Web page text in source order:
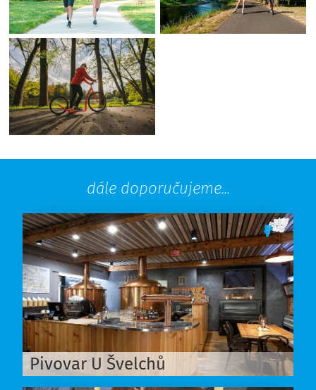
dále doporučujeme...
Pivovar U Švelchů